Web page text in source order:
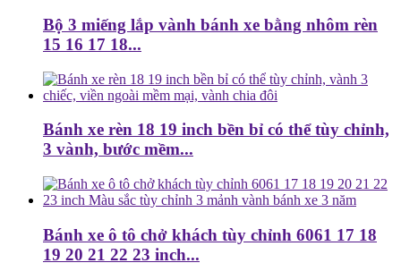
Bộ 3 miếng lắp vành bánh xe bằng nhôm rèn
15 16 17 18...
Bánh xe rèn 18 19 inch bền bỉ có thể tùy chỉnh,
3 vành, bước mềm...
Bánh xe ô tô chở khách tùy chỉnh 6061 17 18
19 20 21 22 23 inch...